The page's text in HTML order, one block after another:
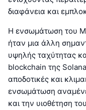
διαφάνεια και
Η ενσωμάτωση του
ήταν μια άλλη
υψηλής ταχύτητας
blockchain της
αποδοτικές και
ενσωμάτωση
και την υιοθέτηση